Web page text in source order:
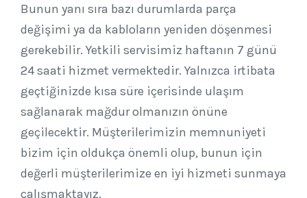
Bunun yanı sıra bazı durumlarda parça
değişimi ya da kabloların yeniden döşenmesi
gerekebilir. Yetkili servisimiz haftanın 7 günü
24 saati hizmet vermektedir. Yalnızca irtibata
geçtiğinizde kısa süre içerisinde ulaşım
sağlanarak mağdur olmanızın önüne
geçilecektir. Müşterilerimizin memnuniyeti
bizim için oldukça önemli olup, bunun için
değerli müşterilerimize en iyi hizmeti sunmaya
çalışmaktayız.